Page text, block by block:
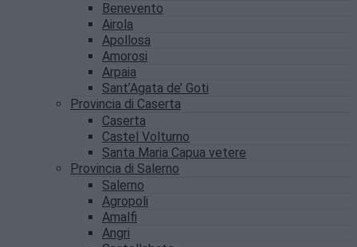
Benevento
Airola
Apollosa
Amorosi
Arpaia
Sant’Agata de’ Goti
Provincia di Caserta
Caserta
Castel Volturno
Santa Maria Capua vetere
Provincia di Salerno
Salerno
Agropoli
Amalfi
Angri